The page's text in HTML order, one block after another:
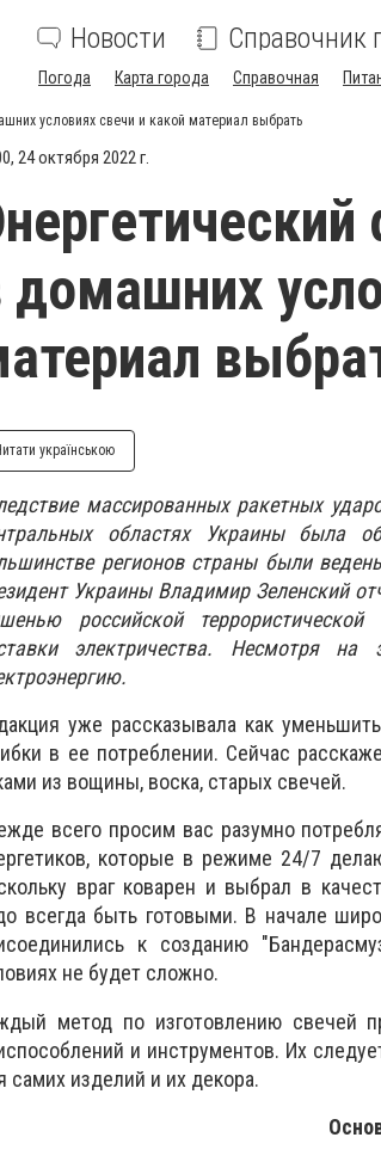
Новости Справочник
Погода Карта города Справочная
условиях свечи и какой материал выбрать
24 октября 2022 г.
домашних
українською
массированных ракетных
областях Украины была
регионов страны были
Украины Владимир Зеленский
российской террористической
электричества. Несмотря
уже рассказывала как
в ее потреблении. Сейчас
из вощины, воска, старых свечей.
всего просим вас разумно
которые в режиме 24/7
враг коварен и выбрал в
всегда быть готовыми. В начале
к созданию
не будет сложно.
метод по изготовлению свечей
и инструментов. Их
самих изделий и их декора.